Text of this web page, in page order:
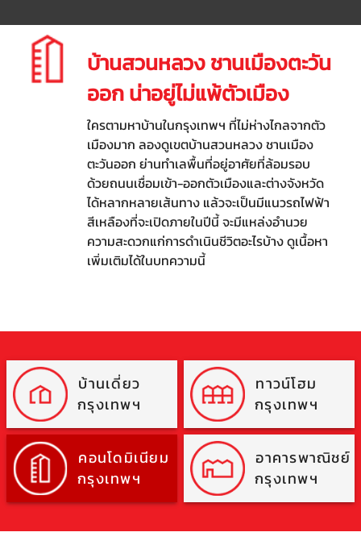
บ้านสวนหลวง ชานเมืองตะวัน
ออก น่าอยู่ไม่แพ้ตัวเมือง
ใครตามหาบ้านในกรุงเทพฯ ที่ไม่ห่างไกลจากตัว
เมืองมาก ลองดูเขตบ้านสวนหลวง ชานเมือง
ตะวันออก ย่านทำเลพื้นที่อยู่อาศัยที่ล้อมรอบ
ด้วยถนนเชื่อมเข้า-ออกตัวเมืองและต่างจังหวัด
ได้หลากหลายเส้นทาง แล้วจะเป็นมีแนวรถไฟฟ้า
สีเหลืองที่จะเปิดภายในปีนี้ จะมีแหล่งอำนวย
ความสะดวกแก่การดำเนินชีวิตอะไรบ้าง ดูเนื้อหา
เพิ่มเติมได้ในบทความนี้
บ้านเดี่ยว
กรุงเทพฯ
ทาวน์โฮม
กรุงเทพฯ
คอนโดมิเนียม
กรุงเทพฯ
อาคารพาณิชย์
กรุงเทพฯ